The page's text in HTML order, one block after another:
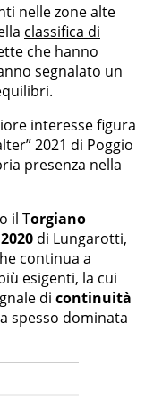
nelle zone alte
classifica di
che hanno
segnalato un
interesse figura
2021 di Poggio
presenza nella
il Torgiano
di Lungarotti,
continua a
esigenti, la cui
di continuità
spesso dominata